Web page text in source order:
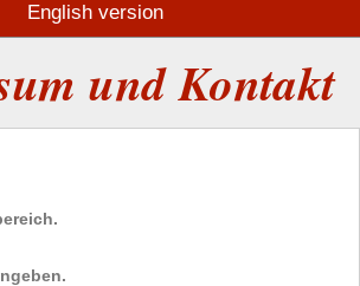
English version
und Kontakt